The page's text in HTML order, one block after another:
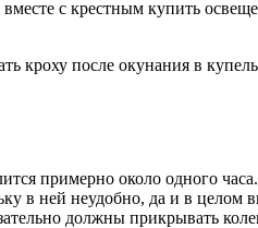
с крестным купить
кроху после окунания в
примерно около одного
в ней неудобно, да и в целом
должны прикрывать